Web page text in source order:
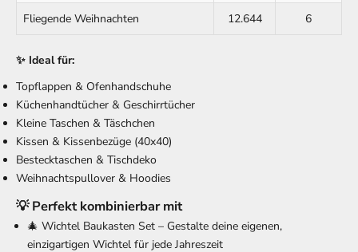
Fliegende Weihnachten 12.644 6
✨ Ideal für:
Topflappen & Ofenhandschuhe
Küchenhandtücher & Geschirrtücher
Kleine Taschen & Täschchen
Kissen & Kissenbezüge (40x40)
Bestecktaschen & Tischdeko
Weihnachtspullover & Hoodies
💡 Perfekt kombinierbar mit
🎄 Wichtel Baukasten Set – Gestalte deine eigenen,
einzigartigen Wichtel für jede Jahreszeit